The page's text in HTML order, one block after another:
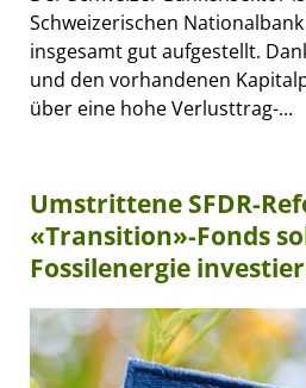
Schweizerischen
insgesamt gut aufgestellt.
und den vorhandenen
über eine hohe Verlusttrag-...
Umstrittene SFDR-
«Transition»-Fonds
Fossilenergie